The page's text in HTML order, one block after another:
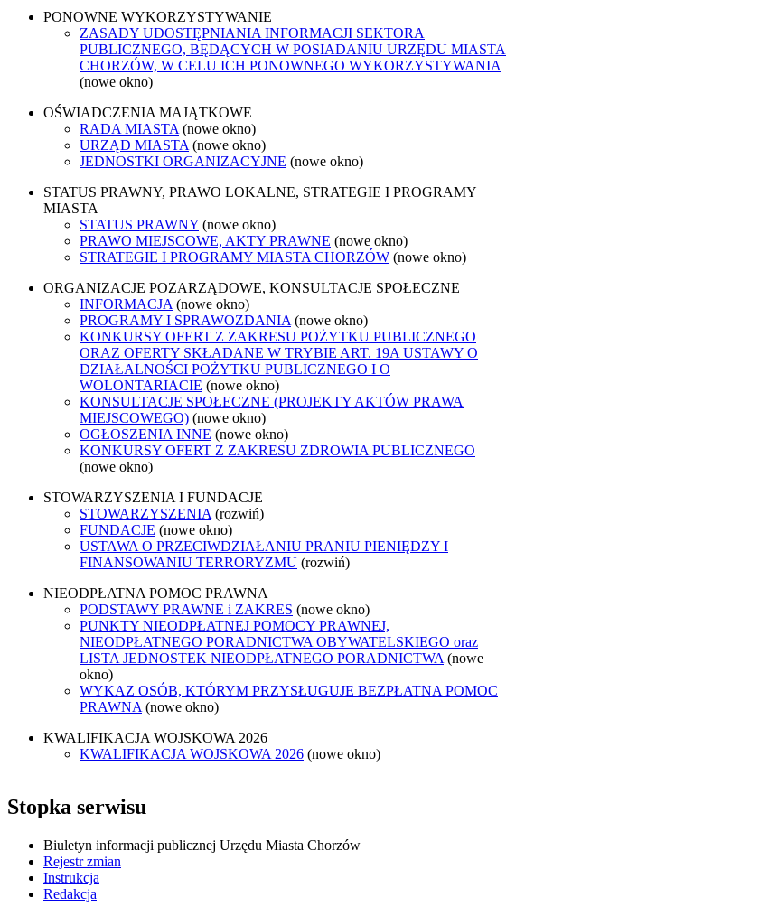
PONOWNE WYKORZYSTYWANIE
ZASADY UDOSTĘPNIANIA INFORMACJI SEKTORA
PUBLICZNEGO, BĘDĄCYCH W POSIADANIU URZĘDU MIASTA
CHORZÓW, W CELU ICH PONOWNEGO WYKORZYSTYWANIA
(nowe okno)
OŚWIADCZENIA MAJĄTKOWE
RADA MIASTA (nowe okno)
URZĄD MIASTA (nowe okno)
JEDNOSTKI ORGANIZACYJNE (nowe okno)
STATUS PRAWNY, PRAWO LOKALNE, STRATEGIE I PROGRAMY
MIASTA
STATUS PRAWNY (nowe okno)
PRAWO MIEJSCOWE, AKTY PRAWNE (nowe okno)
STRATEGIE I PROGRAMY MIASTA CHORZÓW (nowe okno)
ORGANIZACJE POZARZĄDOWE, KONSULTACJE SPOŁECZNE
INFORMACJA (nowe okno)
PROGRAMY I SPRAWOZDANIA (nowe okno)
KONKURSY OFERT Z ZAKRESU POŻYTKU PUBLICZNEGO
ORAZ OFERTY SKŁADANE W TRYBIE ART. 19A USTAWY O
DZIAŁALNOŚCI POŻYTKU PUBLICZNEGO I O
WOLONTARIACIE (nowe okno)
KONSULTACJE SPOŁECZNE (PROJEKTY AKTÓW PRAWA
MIEJSCOWEGO) (nowe okno)
OGŁOSZENIA INNE (nowe okno)
KONKURSY OFERT Z ZAKRESU ZDROWIA PUBLICZNEGO
(nowe okno)
STOWARZYSZENIA I FUNDACJE
STOWARZYSZENIA (rozwiń)
FUNDACJE (nowe okno)
USTAWA O PRZECIWDZIAŁANIU PRANIU PIENIĘDZY I
FINANSOWANIU TERRORYZMU (rozwiń)
NIEODPŁATNA POMOC PRAWNA
PODSTAWY PRAWNE i ZAKRES (nowe okno)
PUNKTY NIEODPŁATNEJ POMOCY PRAWNEJ,
NIEODPŁATNEGO PORADNICTWA OBYWATELSKIEGO oraz
LISTA JEDNOSTEK NIEODPŁATNEGO PORADNICTWA (nowe
okno)
WYKAZ OSÓB, KTÓRYM PRZYSŁUGUJE BEZPŁATNA POMOC
PRAWNA (nowe okno)
KWALIFIKACJA WOJSKOWA 2026
KWALIFIKACJA WOJSKOWA 2026 (nowe okno)
Stopka serwisu
Biuletyn informacji publicznej Urzędu Miasta Chorzów
Rejestr zmian
Instrukcja
Redakcja